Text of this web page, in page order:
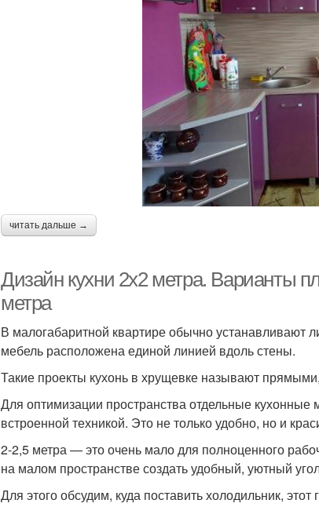
читать дальше →
Дизайн кухни 2х2 метра. Варианты
метра
В малогабаритной квартире обычно устанавливают
мебель расположена единой линией вдоль стены.
Такие проекты кухонь в хрущевке называют
Для оптимизации пространства отдельные
встроенной техникой. Это не только удобно, но и
2-2,5 метра — это очень мало для полноценного
на малом пространстве создать удобный, уютный
Для этого обсудим, куда поставить холодильник,